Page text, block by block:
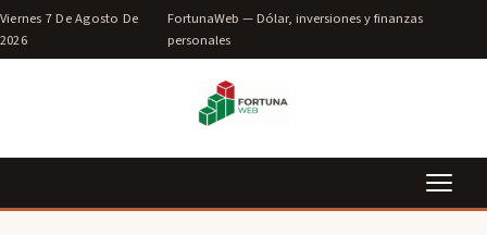
Viernes 7 De Agosto De
2026
FortunaWeb — Dólar, inversiones y finanzas
personales